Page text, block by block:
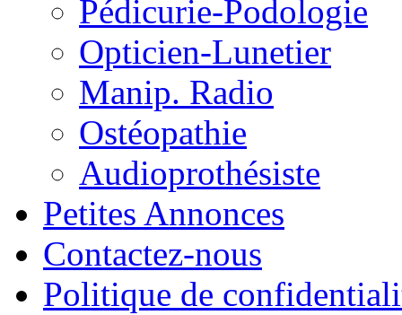
Pédicurie-Podologie
Opticien-Lunetier
Manip. Radio
Ostéopathie
Audioprothésiste
Petites Annonces
Contactez-nous
Politique de